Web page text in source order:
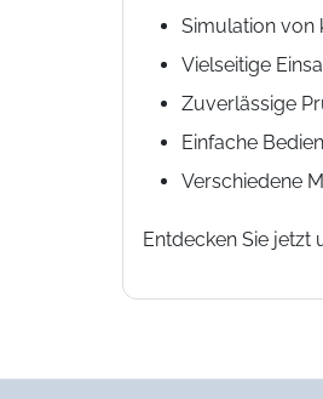
Simulation von
Vielseitige
Zuverlässige
Einfache
Verschiedene
Entdecken Sie jetzt